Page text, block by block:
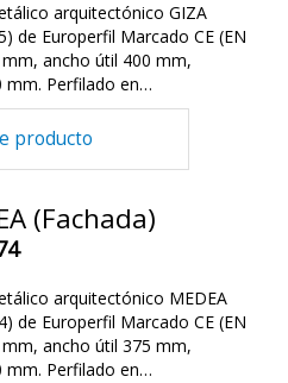
arquitectónico GIZA
de Europerfil Marcado CE (EN
ancho útil 400 mm,
mm. Perfilado en…
producto
(Fachada)
arquitectónico MEDEA
de Europerfil Marcado CE (EN
ancho útil 375 mm,
mm. Perfilado en…